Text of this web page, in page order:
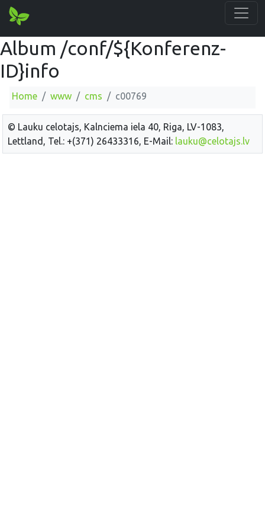
Album /conf/${Konferenz-
ID}info
Home www cms c00769
© Lauku celotajs, Kalnciema iela 40, Riga, LV-1083,
Lettland, Tel.: +(371) 26433316, E-Mail: lauku@celotajs.lv